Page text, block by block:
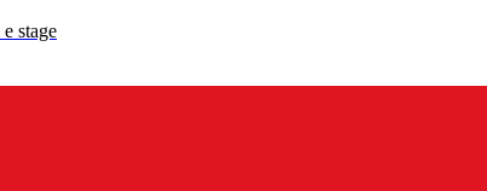
stage